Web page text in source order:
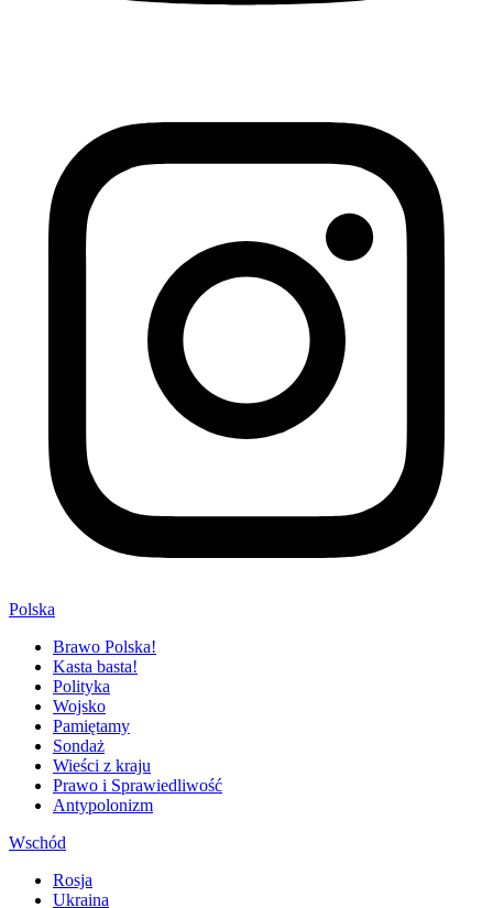
Polska
Brawo Polska!
Kasta basta!
Polityka
Wojsko
Pamiętamy
Sondaż
Wieści z kraju
Prawo i Sprawiedliwość
Antypolonizm
Wschód
Rosja
Ukraina